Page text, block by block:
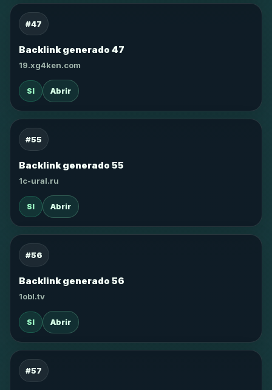
#47
Backlink generado 47
19.xg4ken.com
SI Abrir
#55
Backlink generado 55
1c-ural.ru
SI Abrir
#56
Backlink generado 56
1obl.tv
SI Abrir
#57